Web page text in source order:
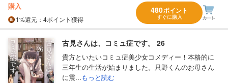
購入
1%還元 ：4ポイント獲得
480ポイント
すぐに購入
古見さんは、コミュ症です。 26
貴方といたいコミュ症美少女コメディー！本格的に
三年生の生活が始まりました。只野くんのお母さん
に震...もっと読む